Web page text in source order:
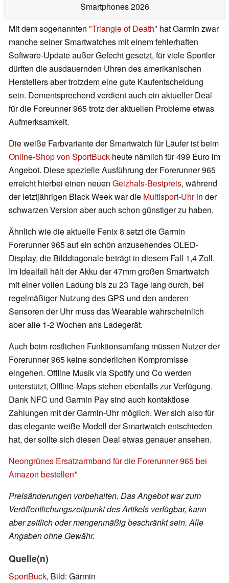
Smartphones 2026
Mit dem sogenannten "Triangle of Death" hat Garmin zwar
manche seiner Smartwatches mit einem fehlerhaften
Software-Update außer Gefecht gesetzt, für viele Sportler
dürften die ausdauernden Uhren des amerikanischen
Herstellers aber trotzdem eine gute Kaufentscheidung
sein. Dementsprechend verdient auch ein aktueller Deal
für die Foreunner 965 trotz der aktuellen Probleme etwas
Aufmerksamkeit.
Die weiße Farbvariante der Smartwatch für Läufer ist beim
Online-Shop von SportBuck heute nämlich für 499 Euro im
Angebot. Diese spezielle Ausführung der Forerunner 965
erreicht hierbei einen neuen Geizhals-Bestpreis, während
der letztjährigen Black Week war die Multisport-Uhrin der
schwarzen Version aber auch schon günstiger zu haben.
Ähnlich wie die aktuelle Fenix 8 setzt die Garmin
Forerunner 965 auf ein schön anzusehendes OLED-
Display, die Bilddiagonale beträgt in diesem Fall 1,4 Zoll.
Im Idealfall hält der Akku der 47mm großen Smartwatch
mit einer vollen Ladung bis zu 23 Tage lang durch, bei
regelmäßiger Nutzung des GPS und den anderen
Sensoren der Uhr muss das Wearable wahrscheinlich
aber alle 1-2 Wochen ans Ladegerät.
Auch beim restlichen Funktionsumfang müssen Nutzer der
Forerunner 965 keine sonderlichen Kompromisse
eingehen. Offline Musik via Spotify und Co werden
unterstützt, Offline-Maps stehen ebenfalls zur Verfügung.
Dank NFC und Garmin Pay sind auch kontaktlose
Zahlungen mit der Garmin-Uhr möglich. Wer sich also für
das elegante weiße Modell der Smartwatch entschieden
hat, der sollte sich diesen Deal etwas genauer ansehen.
Neongrünes Ersatzarmband für die Forerunner 965 bei
Amazon bestellen
Preisänderungen vorbehalten. Das Angebot war zum
Veröffentlichungszeitpunkt des Artikels verfügbar, kann
aber zeitlich oder mengenmäßig beschränkt sein. Alle
Angaben ohne Gewähr.
Quelle(n)
SportBuck, Bild: Garmin